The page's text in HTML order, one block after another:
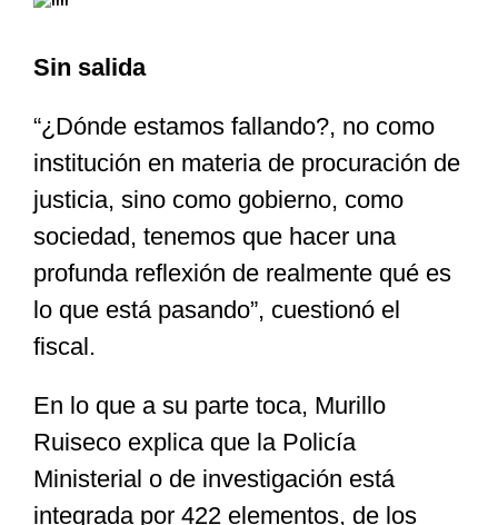
Sin salida
“¿Dónde estamos fallando?, no como
institución en materia de procuración de
justicia, sino como gobierno, como
sociedad, tenemos que hacer una
profunda reflexión de realmente qué es
lo que está pasando”, cuestionó el
fiscal.
En lo que a su parte toca, Murillo
Ruiseco explica que la Policía
Ministerial o de investigación está
integrada por 422 elementos, de los